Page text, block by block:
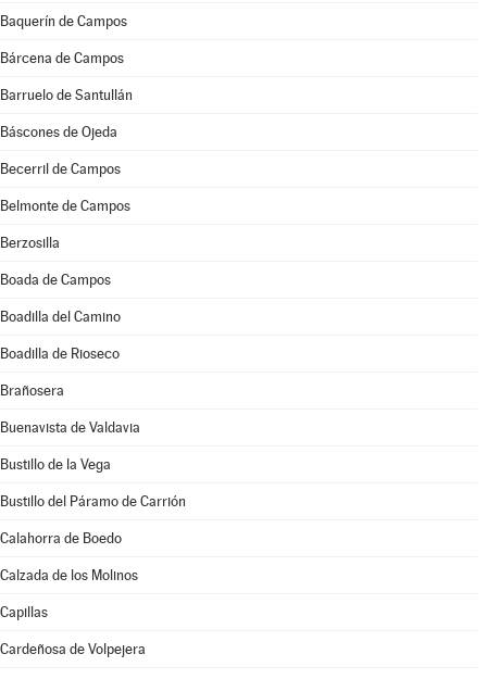
Baquerín de Campos
Bárcena de Campos
Barruelo de Santullán
Báscones de Ojeda
Becerril de Campos
Belmonte de Campos
Berzosilla
Boada de Campos
Boadilla del Camino
Boadilla de Rioseco
Brañosera
Buenavista de Valdavia
Bustillo de la Vega
Bustillo del Páramo de Carrión
Calahorra de Boedo
Calzada de los Molinos
Capillas
Cardeñosa de Volpejera